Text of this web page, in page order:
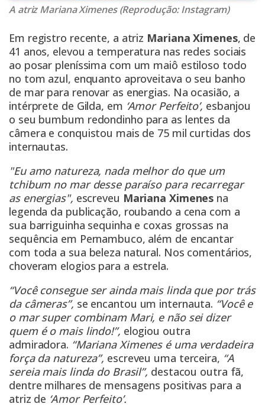
A atriz Mariana Ximenes (Reprodução: Instagram)
Em registro recente, a atriz Mariana Ximenes, de
41 anos, elevou a temperatura nas redes sociais
ao posar pleníssima com um maiô estiloso todo
no tom azul, enquanto aproveitava o seu banho
de mar para renovar as energias. Na ocasião, a
intérprete de Gilda, em ‘Amor Perfeito’, esbanjou
o seu bumbum redondinho para as lentes da
câmera e conquistou mais de 75 mil curtidas dos
internautas.
"Eu amo natureza, nada melhor do que um
tchibum no mar desse paraíso para recarregar
as energias", escreveu Mariana Ximenes na
legenda da publicação, roubando a cena com a
sua barriguinha sequinha e coxas grossas na
sequência em Pernambuco, além de encantar
com toda a sua beleza natural. Nos comentários,
choveram elogios para a estrela.
“Você consegue ser ainda mais linda que por trás
da câmeras”, se encantou um internauta. “Você e
o mar super combinam Mari, e não sei dizer
quem é o mais lindo!”, elogiou outra
admiradora. “Mariana Ximenes é uma verdadeira
força da natureza”, escreveu uma terceira, “A
sereia mais linda do Brasil”, destacou outra fã,
dentre milhares de mensagens positivas para a
atriz de ‘Amor Perfeito’.